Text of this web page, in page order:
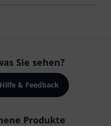
Sie sehen?
Hilfe & Feedback
Produkte